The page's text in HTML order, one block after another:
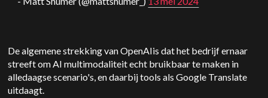
De algemene strekking vanOpenAIis dat het bedrijf ernaar
streeft om AI multimodaliteit echt bruikbaar te maken in
alledaagse scenario's, en daarbij tools als Google Translate
uitdaagt.